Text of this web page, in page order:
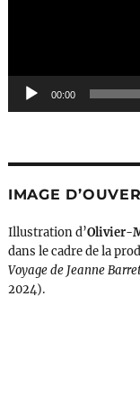
00:00
IMAGE
Illustration d’Olivier-
dans le cadre de la
Voyage de Jeanne
2024).